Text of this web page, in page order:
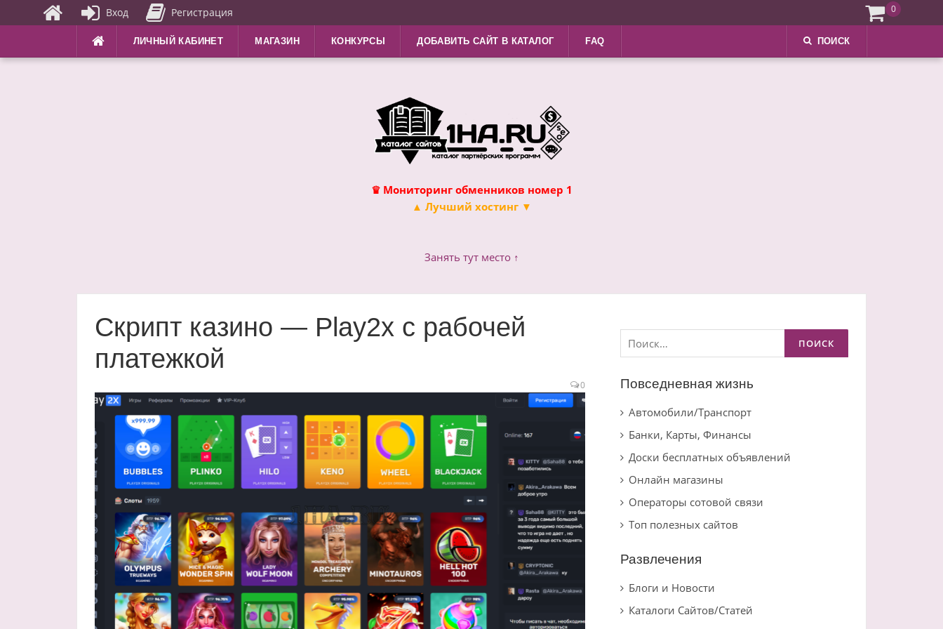
ЛИЧНЫЙ КАБИНЕТ МАГАЗИН КОНКУРСЫ ДОБАВИТЬ САЙТ В КАТАЛОГ FAQ ПОИСК
♛ Мониторинг обменников номер 1
▲ Лучший хостинг ▼
Занять тут место ↑
Скрипт казино — Play2x с рабочей
платежкой
0
Найти:
Повседневная жизнь
Автомобили/Транспорт
Банки, Карты, Финансы
Доски бесплатных объявлений
Онлайн магазины
Операторы сотовой связи
Топ полезных сайтов
Развлечения
Блоги и Новости
Каталоги Сайтов/Статей
Вход Регистрация 0